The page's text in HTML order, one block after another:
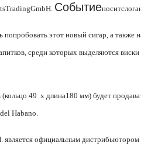
TradingGmbH. Событиеносит
этот новый сигар, а также
среди которых выделяются
49 x длина180 мм) будет
Habano.
официальным дистрибьютором